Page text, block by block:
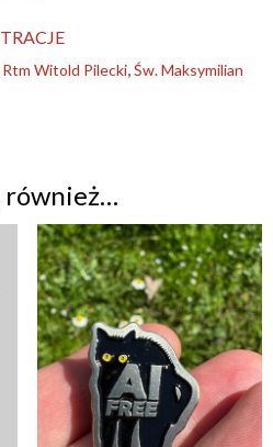
Rtm Witold Pilecki,Św. Maksymilian
również…